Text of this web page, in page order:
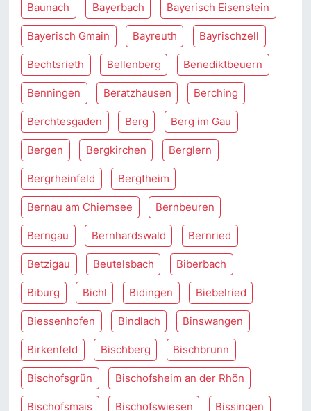
Baunach Bayerbach Bayerisch Eisenstein
Bayerisch Gmain Bayreuth Bayrischzell
Bechtsrieth Bellenberg Benediktbeuern
Benningen Beratzhausen Berching
Berchtesgaden Berg Berg im Gau
Bergen Bergkirchen Berglern
Bergrheinfeld Bergtheim
Bernau am Chiemsee Bernbeuren
Berngau Bernhardswald Bernried
Betzigau Beutelsbach Biberbach
Biburg Bichl Bidingen Biebelried
Biessenhofen Bindlach Binswangen
Birkenfeld Bischberg Bischbrunn
Bischofsgrün Bischofsheim an der Rhön
Bischofsmais Bischofswiesen Bissingen